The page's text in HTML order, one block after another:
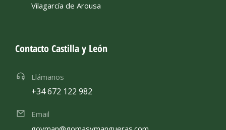
Vilagarcía de Arousa
Contacto Castilla y León
Llámanos
+34 672 122 982
Email